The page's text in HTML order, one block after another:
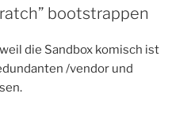
bootstrappen
die Sandbox komisch ist
/vendor und